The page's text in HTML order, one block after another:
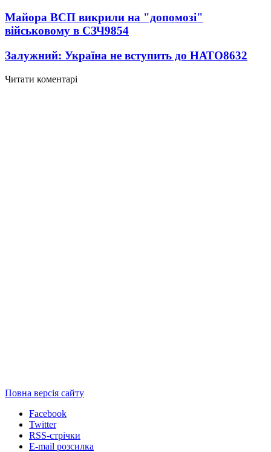
Майора ВСП викрили на "допомозі"
військовому в СЗЧ9854
Залужний: Україна не вступить до НАТО8632
Читати коментарі
Повна версія сайту
Facebook
Twitter
RSS-стрічки
E-mail розсилка